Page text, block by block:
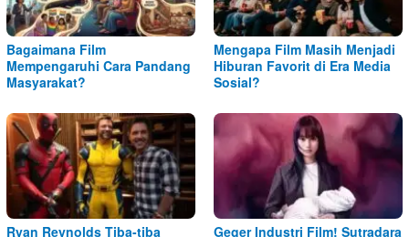
Bagaimana Film
Mempengaruhi Cara Pandang
Masyarakat?
Mengapa Film Masih Menjadi
Hiburan Favorit di Era Media
Sosial?
Ryan Reynolds Tiba-tiba
Geger Industri Film! Sutradara